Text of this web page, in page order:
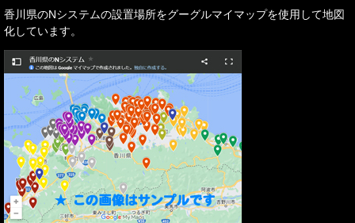
香川県のNシステムの設置場所をグーグルマイマップを使用して地図
化しています。